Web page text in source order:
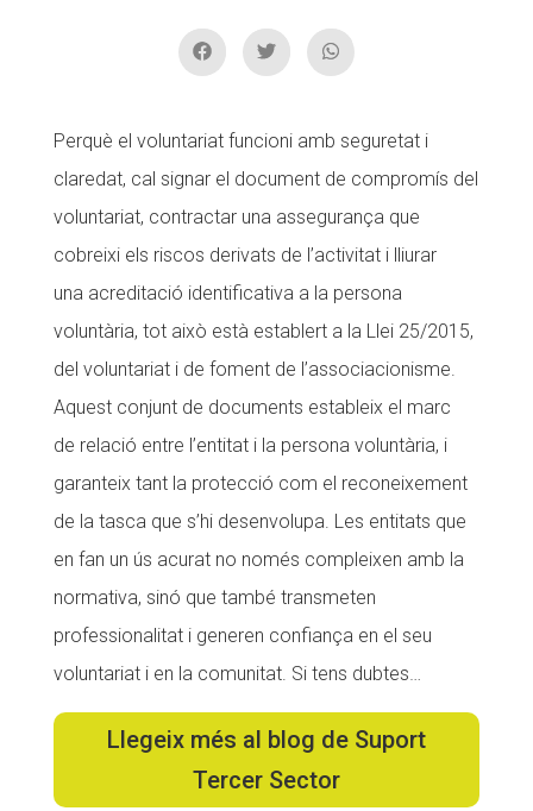
Perquè el voluntariat funcioni amb seguretat i
claredat, cal signar el document de compromís del
voluntariat, contractar una assegurança que
cobreixi els riscos derivats de l’activitat i lliurar
una acreditació identificativa a la persona
voluntària, tot això està establert a la Llei 25/2015,
del voluntariat i de foment de l’associacionisme.
Aquest conjunt de documents estableix el marc
de relació entre l’entitat i la persona voluntària, i
garanteix tant la protecció com el reconeixement
de la tasca que s’hi desenvolupa. Les entitats que
en fan un ús acurat no només compleixen amb la
normativa, sinó que també transmeten
professionalitat i generen confiança en el seu
voluntariat i en la comunitat. Si tens dubtes…
Llegeix més al blog de Suport
Tercer Sector
CONEIX FUNDESPLAI
La Fundació
L'equip
Missió i valors
Els comptes clars
Proposta educativa
ACTUALITAT
Notícies
Butlletins
Diari de la Fundació
Fundesplai als mitjans
Xarxes socials
COL·LABORA